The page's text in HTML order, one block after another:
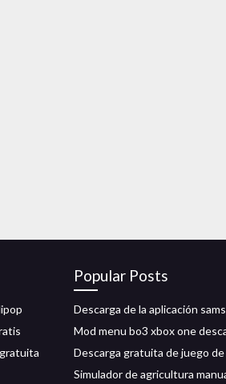
Popular Posts
Descarga de la aplicación
Mod menu bo3 xbox one
Descarga gratuita de juego de
Simulador de agricultura